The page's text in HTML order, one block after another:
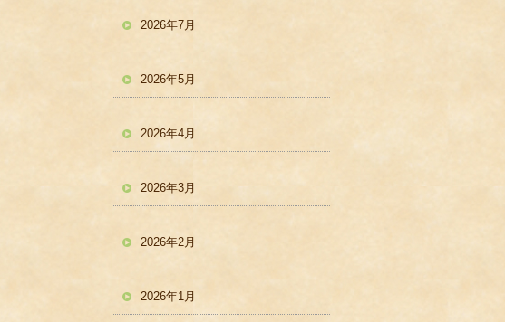
2026年7月
2026年5月
2026年4月
2026年3月
2026年2月
2026年1月